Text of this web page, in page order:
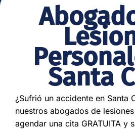
Santa
¿Sufrió un accidente en Santa
nuestros abogados de
agendar una cita GRATUITA y